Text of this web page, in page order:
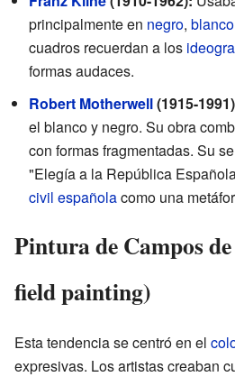
principalmente en negro, blanco
cuadros recuerdan a los
formas audaces.
Robert Motherwell(1915-
el blanco y negro. Su obra
con formas fragmentadas. Su
"Elegía a la República
civil españolacomo una
Pintura de Campos
field painting)
Esta tendencia se centró en el
expresivas. Los artistas creaban